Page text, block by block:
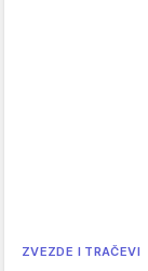
ZVEZDE I TRAČEVI